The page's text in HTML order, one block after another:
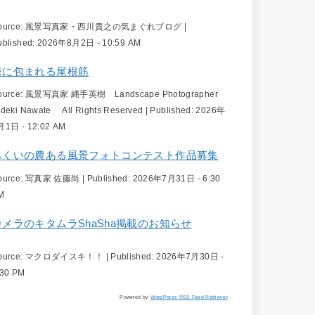
風景写真家・西川貴之の気まぐれブログ |
2026年8月2日 - 10:59 AM
に包まれる尾根筋
風景写真家 縄手英樹 Landscape Photographer
Nawate All Rights Reserved
Published:2026年
1日 - 12:02 AM
くいの農ある風景フォトコンテスト作品募集
写真家 佐藤尚 | Published: 2026年7月31日 - 6:30
メラのキタムラShaSha掲載のお知らせ
マクロダイスキ！！ | Published:2026年7月30日 -
PM
Powered by WordPress RSS Feed Retriever